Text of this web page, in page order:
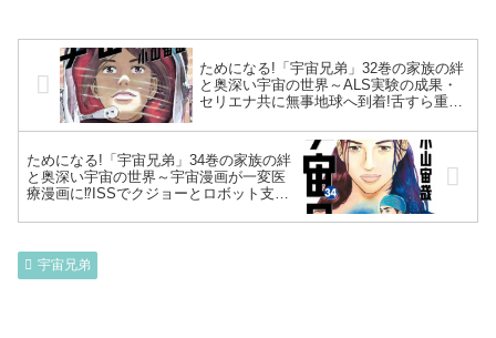
ためになる!「宇宙兄弟」32巻の家族の絆
と奥深い宇宙の世界～ALS実験の成果・
セリエナ共に無事地球へ到着!舌すら重く
活躍で誰よりも”タフ”～
ためになる!「宇宙兄弟」34巻の家族の絆
と奥深い宇宙の世界～宇宙漫画が一変医
療漫画に⁉ISSでクジョーとロボット支援
手術成功しクリスを想うベティ～
宇宙兄弟